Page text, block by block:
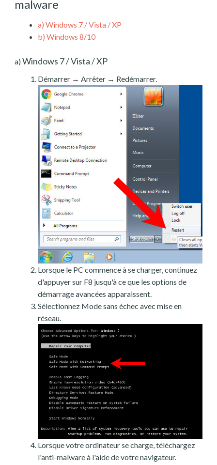
malware
a) Windows 7 / Vista / XP
b) Windows 8/10
a) Windows 7 / Vista / XP
Démarrer → Arrêter → Redémarrer.
Lorsque le PC commence à se charger, continuez
d'appuyer sur F8 jusqu'à ce que les options de
démarrage avancées apparaissent.
Sélectionnez Mode sans échec avec mise en
réseau.
Lorsque votre ordinateur se charge, téléchargez
l'anti-malware à l'aide de votre navigateur.